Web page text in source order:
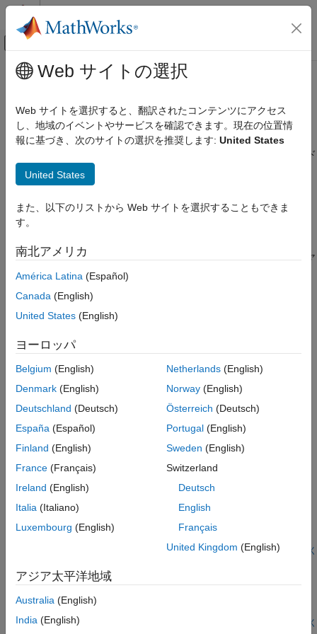
コンテンツへスキップ
オフキャンバス ナビゲーション メ
ドキュメンテーションのホーム
Embedded Coder
展開、統合、サポートされているハードウェア
ウェア
ARM Cortex-R プロセッサ
カテゴリ
設定と構成
モデル化
パフォーマンス
ターゲットの開発
メインコンテンツ
パフォーマンス
展開済みモデルのシミュレーションの速度の改善、精度の向上、
およびデータ損失の削減
-R プロセッサ用に生成されたアルゴリズム コード
の速度、精度を改善し、データ損失を削減します。
トピック
エクスターナル モード シミュレーションによるホストとターゲ
開発用コンピューターとターゲット ハードウェアの間の通信チャ
ネルを通じて、パラメーターを調整し、信号を監視する。
XCP 通信を使用したエクスターナル モード シミュレーション
XCP 通信チャネルを使用するエクスターナル モード シミュレー
TCP/IP またはシリアル通信チャネルを使用するエクスターナル
モード シミュレーションを実行します。
Use CMSIS Code Replacement Library forARM Cortex
Processors.
注目の例
Processor-in-the-Loop Verification of Simulink Models
Use Embedded Coder® Support Package for ARM® Cortex®-R
ライブ スクリプトを開く
Profile the real-time execution of generated code running as an
executable on an ARM® Cortex®-R5F processor in the TI™
ライブ スクリプトを開く
Web サイトの選択
Web サイトを選択すると、翻訳されたコンテンツにアクセス
し、地域のイベントやサービスを確認できます。現在の位置情
報に基づき、次のサイトの選択を推奨します: United States
United States
また、以下のリストから Web サイトを選択することもできま
す。
南北アメリカ
América Latina (Español)
Canada (English)
United States (English)
ヨーロッパ
Belgium (English)
Denmark (English)
Deutschland (Deutsch)
España (Español)
Finland (English)
France (Français)
Ireland (English)
Italia (Italiano)
Luxembourg (English)
Netherlands(English)
Norway(English)
Österreich (Deutsch)
Portugal(English)
Sweden (English)
Switzerland
Deutsch
English
Français
United Kingdom (English)
アジア太平洋地域
Australia (English)
India (English)